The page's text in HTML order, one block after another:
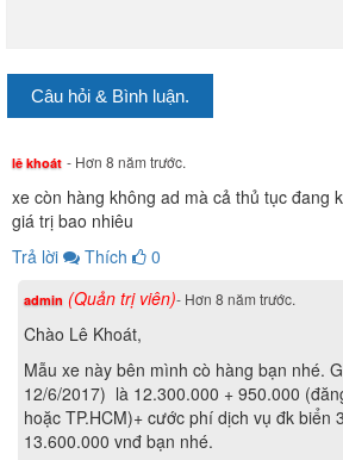
Câu hỏi & Bình luận.
lê khoát - Hơn 8 năm trước.
xe còn hàng không ad mà cả thủ tục đang
giá trị bao nhiêu
Trả lời
Thích 0
admin (Quản trị viên)- Hơn 8 năm trước.
Chào Lê Khoát,
Mẫu xe này bên mình cò hàng bạn nhé.
12/6/2017) là 12.300.000 + 950.000
hoặc TP.HCM)+ cước phí dịch vụ đk biển
13.600.000 vnđ bạn nhé.